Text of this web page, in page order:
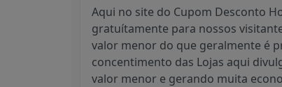
Aqui no site do Cupom Desconto
gratuítamente para nossos
valor menor do que geralmente é
concentimento das Lojas aqui
valor menor e gerando muita